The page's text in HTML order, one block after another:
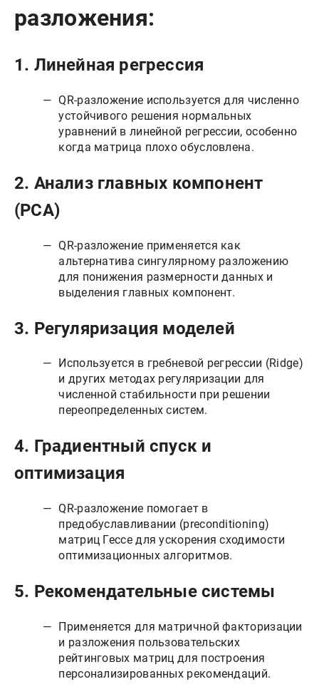
разложения:
1. Линейная регрессия
QR-разложение используется для численно
устойчивого решения нормальных
уравнений в линейной регрессии, особенно
когда матрица плохо обусловлена.
2. Анализ главных компонент
(PCA)
QR-разложение применяется как
альтернатива сингулярному разложению
для понижения размерности данных и
выделения главных компонент.
3. Регуляризация моделей
Используется в гребневой регрессии (Ridge)
и других методах регуляризации для
численной стабильности при решении
переопределенных систем.
4. Градиентный спуск и
оптимизация
QR-разложение помогает в
предобуславливании (preconditioning)
матриц Гессе для ускорения сходимости
оптимизационных алгоритмов.
5. Рекомендательные системы
Применяется для матричной факторизации
и разложения пользовательских
рейтинговых матриц для построения
персонализированных рекомендаций.